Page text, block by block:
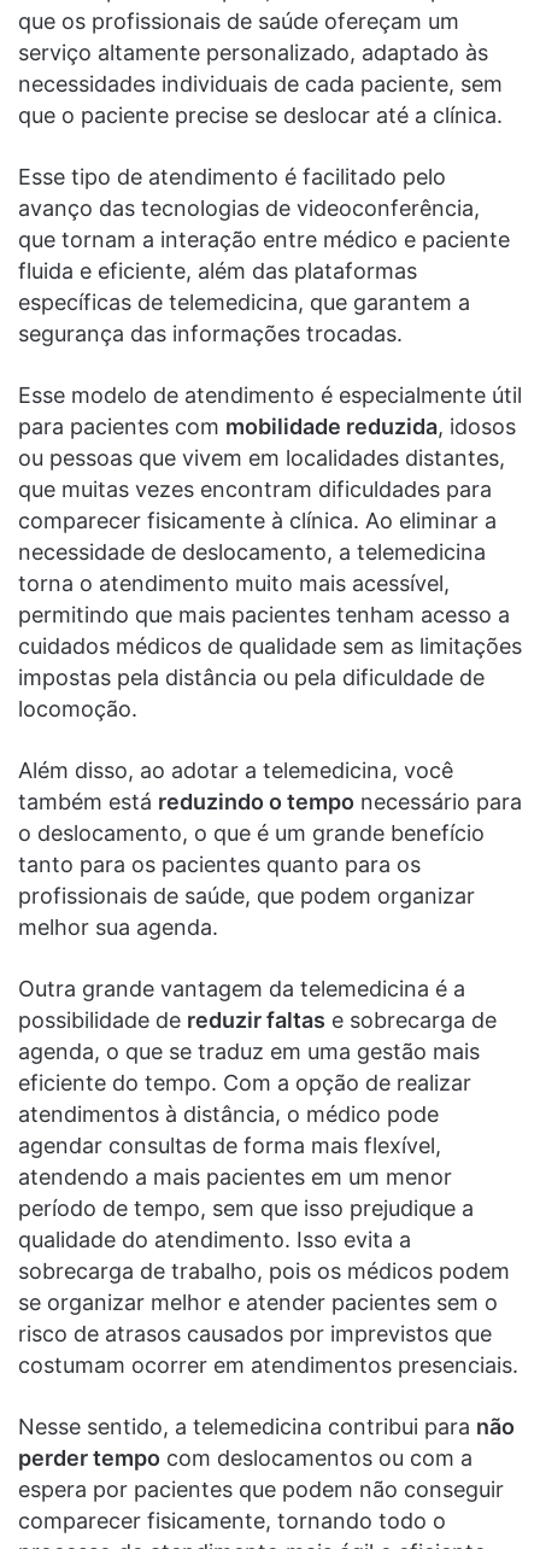
que os profissionais de saúde ofereçam um
serviço altamente personalizado, adaptado às
necessidades individuais de cada paciente, sem
que o paciente precise se deslocar até a clínica.
Esse tipo de atendimento é facilitado pelo
avanço das tecnologias de videoconferência,
que tornam a interação entre médico e paciente
fluida e eficiente, além das plataformas
específicas de telemedicina, que garantem a
segurança das informações trocadas.
Esse modelo de atendimento é especialmente útil
para pacientes com mobilidade reduzida, idosos
ou pessoas que vivem em localidades distantes,
que muitas vezes encontram dificuldades para
comparecer fisicamente à clínica. Ao eliminar a
necessidade de deslocamento, a telemedicina
torna o atendimento muito mais acessível,
permitindo que mais pacientes tenham acesso a
cuidados médicos de qualidade sem as limitações
impostas pela distância ou pela dificuldade de
locomoção.
Além disso, ao adotar a telemedicina, você
também está reduzindo o tempo necessário para
o deslocamento, o que é um grande benefício
tanto para os pacientes quanto para os
profissionais de saúde, que podem organizar
melhor sua agenda.
Outra grande vantagem da telemedicina é a
possibilidade de reduzir faltas e sobrecarga de
agenda, o que se traduz em uma gestão mais
eficiente do tempo. Com a opção de realizar
atendimentos à distância, o médico pode
agendar consultas de forma mais flexível,
atendendo a mais pacientes em um menor
período de tempo, sem que isso prejudique a
qualidade do atendimento. Isso evita a
sobrecarga de trabalho, pois os médicos podem
se organizar melhor e atender pacientes sem o
risco de atrasos causados por imprevistos que
costumam ocorrer em atendimentos presenciais.
Nesse sentido, a telemedicina contribui para não
perder tempo com deslocamentos ou com a
espera por pacientes que podem não conseguir
comparecer fisicamente, tornando todo o